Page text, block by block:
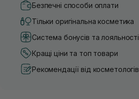
Безпечні способи оплати
Тільки оригінальна косметика
Система бонусів та лояльності
Кращі ціни та топ товари
Рекомендації від косметологів